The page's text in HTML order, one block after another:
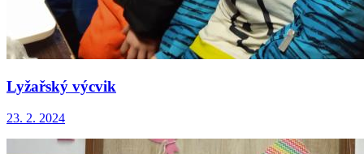
Lyžařský výcvik
23. 2. 2024